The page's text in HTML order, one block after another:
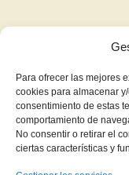
Para ofrecer las mejores
cookies para almacenar
consentimiento de estas
comportamiento de
No consentir o retirar el
ciertas características y